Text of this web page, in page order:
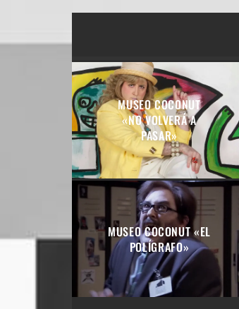
MUSEO COCONUT
«NO VOLVERÁ A
PASAR»
MUSEO COCONUT «EL
POLÍGRAFO»